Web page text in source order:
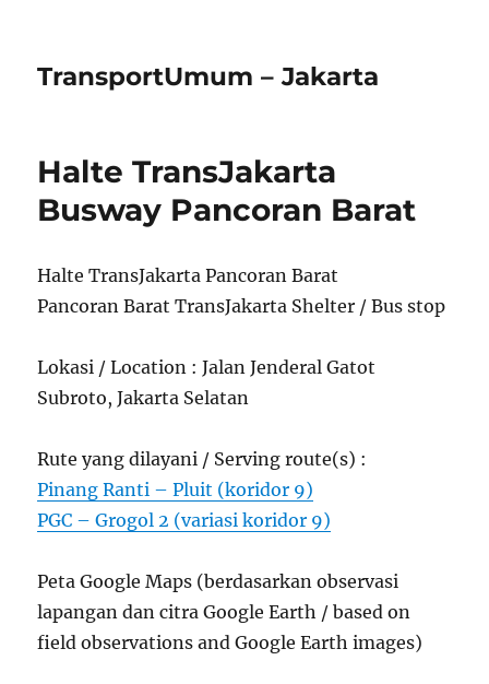
TransportUmum – Jakarta
Halte TransJakarta
Busway Pancoran Barat
Halte TransJakarta Pancoran Barat
Pancoran Barat TransJakarta Shelter / Bus stop
Lokasi / Location : Jalan Jenderal Gatot
Subroto, Jakarta Selatan
Rute yang dilayani / Serving route(s) :
Pinang Ranti – Pluit (koridor 9)
PGC – Grogol 2 (variasi koridor 9)
Peta Google Maps (berdasarkan observasi
lapangan dan citra Google Earth / based on
field observations and Google Earth images)